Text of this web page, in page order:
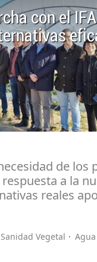
con el
de los
a la
reales
Sanidad Vegetal